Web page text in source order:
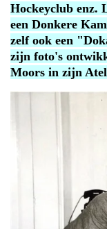
Hockeyclub enz.
een Donkere
zelf ook een
zijn foto's
Moors in zijn